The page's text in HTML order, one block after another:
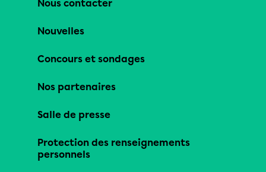
Nous contacter
Nouvelles
Concours et sondages
Nos partenaires
Salle de presse
Protection des renseignements
personnels